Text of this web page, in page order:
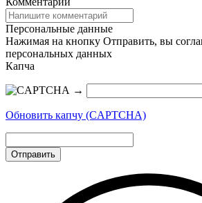
Персональные данные
Нажимая на кнопку Отправить, вы
персональных данных
Капча
→
Обновить капчу (CAPTCHA)
Отправить